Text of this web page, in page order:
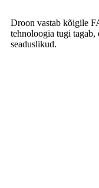
Droon vastab kõigile
tehnoloogia tugi tagab,
seaduslikud.